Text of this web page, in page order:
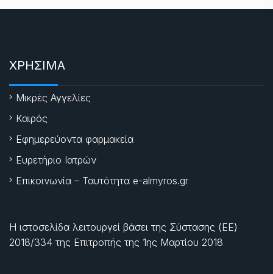
ΧΡΗΣΙΜΑ
Μικρές Αγγελίες
Καιρός
Εφημερεύοντα φαρμακεία
Ευρετήριο Ιατρών
Επικοινωνία – Ταυτότητα e-almyros.gr
Η ιστοσελίδα λειτουργεί βάσει της Σύστασης (ΕΕ)
2018/334 της Επιτροπής της 1ης Μαρτίου 2018